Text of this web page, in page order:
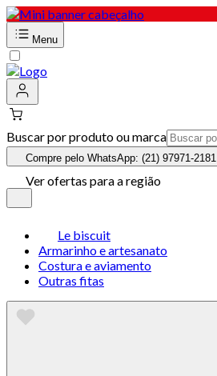
Menu
Buscar por produto ou marca
Compre pelo WhatsApp: (21) 97971-2181
Ver ofertas para a região
Le biscuit
Armarinho e artesanato
Costura e aviamento
Outras fitas